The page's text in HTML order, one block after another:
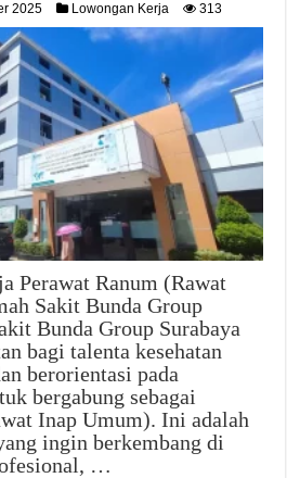
2025 Lowongan Kerja 313
Perawat Ranum (Rawat
Sakit Bunda Group
Bunda Group Surabaya
bagi talenta kesehatan
berorientasi pada
bergabung sebagai
Inap Umum). Ini adalah
ingin berkembang di
…